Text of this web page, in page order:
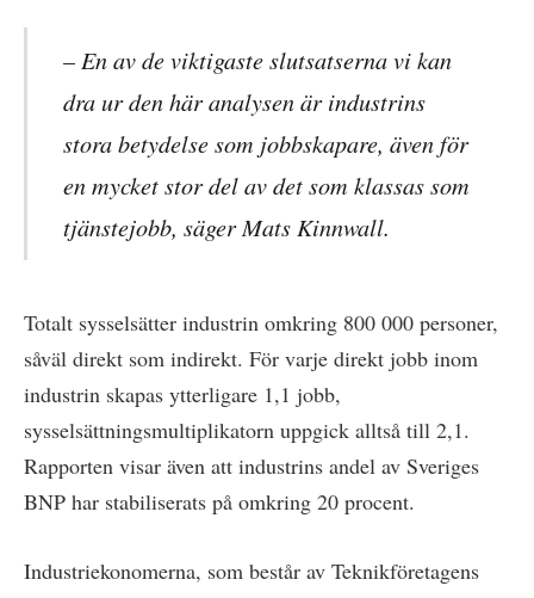
– En av de viktigaste slutsatserna vi kan
dra ur den här analysen är industrins
stora betydelse som jobbskapare, även för
en mycket stor del av det som klassas som
tjänstejobb, säger Mats Kinnwall.
Totalt sysselsätter industrin omkring 800 000 personer,
såväl direkt som indirekt. För varje direkt jobb inom
industrin skapas ytterligare 1,1 jobb,
sysselsättningsmultiplikatorn uppgick alltså till 2,1.
Rapporten visar även att industrins andel av Sveriges
BNP har stabiliserats på omkring 20 procent.
Industriekonomerna, som består av Teknikföretagens